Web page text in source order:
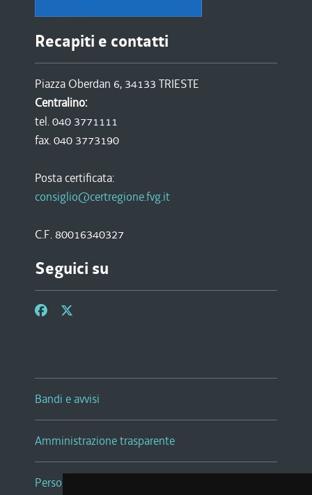
Recapiti e contatti
Piazza Oberdan 6, 34133 TRIESTE
Centralino:
tel. 040 3771111
fax. 040 3773190
Posta certificata:
consiglio@certregione.fvg.it
C.F. 80016340327
Seguici su
Bandi e avvisi
Amministrazione trasparente
Persone e Uffici